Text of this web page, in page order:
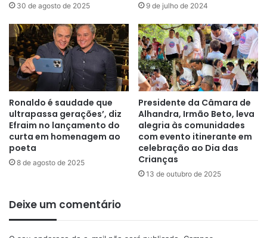
30 de agosto de 2025 9 de julho de 2024
Ronaldo é saudade que
ultrapassa gerações’, diz
Efraim no lançamento do
curta em homenagem ao
poeta
8 de agosto de 2025
Presidente da Câmara de
Alhandra, Irmão Beto, leva
alegria às comunidades
com evento itinerante em
celebração ao Dia das
Crianças
13 de outubro de 2025
Deixe um comentário